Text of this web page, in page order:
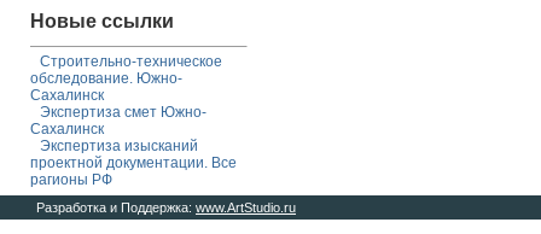
Новые ссылки
Строительно-техническое
обследование. Южно-
Сахалинск
Экспертиза смет Южно-
Сахалинск
Экспертиза изысканий
проектной документации. Все
рагионы РФ
Разработка и Поддержка: www.ArtStudio.ru